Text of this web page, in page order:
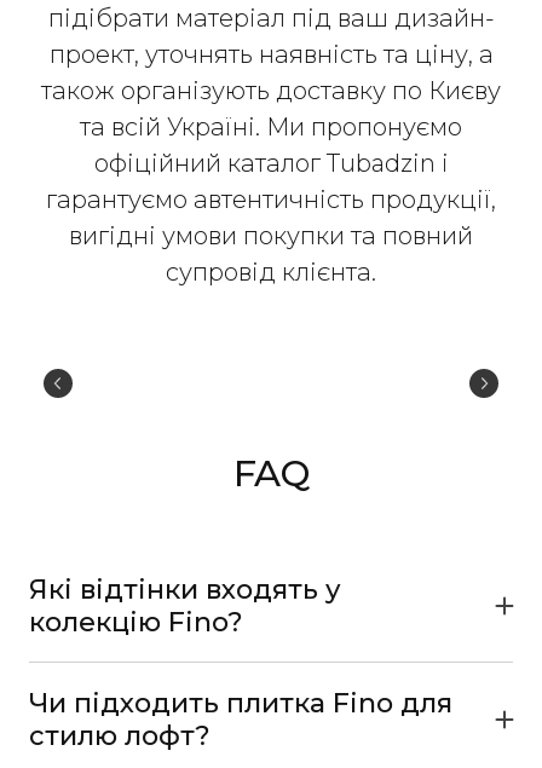
підібрати матеріал під ваш дизайн-
проект, уточнять наявність та ціну, а
також організують доставку по Києву
та всій Україні. Ми пропонуємо
офіційний каталог Tubadzin і
гарантуємо автентичність продукції,
вигідні умови покупки та повний
супровід клієнта.
FAQ
Які відтінки входять у
колекцію Fino?
поєднуються з білими, чорними та
дерев’яними елементами інтер’єру.
Чи підходить плитка Fino для
стилю лофт?